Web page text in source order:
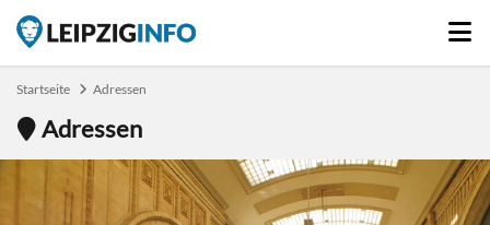
Startseite Adressen
Adressen